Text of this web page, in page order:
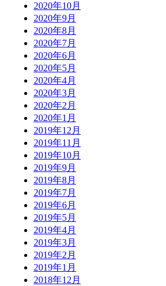
2020年10月
2020年9月
2020年8月
2020年7月
2020年6月
2020年5月
2020年4月
2020年3月
2020年2月
2020年1月
2019年12月
2019年11月
2019年10月
2019年9月
2019年8月
2019年7月
2019年6月
2019年5月
2019年4月
2019年3月
2019年2月
2019年1月
2018年12月